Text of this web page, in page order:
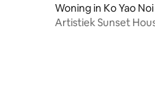
Woning in Ko Yao Noi
Artistiek Sunset